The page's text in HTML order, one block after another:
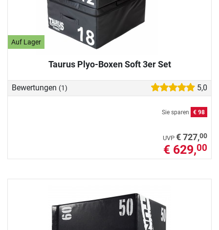
Auf Lager
Taurus Plyo-Boxen Soft 3er Set
Bewertungen (1) 5,0
Sie sparen € 98
UVP € 727,00
€ 629,00